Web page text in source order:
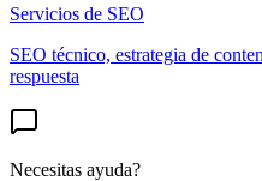
Servicios de SEO
SEO técnico, estrategia de
respuesta
Necesitas ayuda?